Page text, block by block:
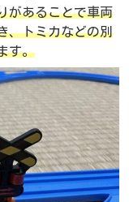
があることで車両
、トミカなどの別
す。